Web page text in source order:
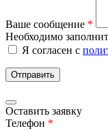
Ваше сообщение *
Необходимо
Я согласен с
Отправить
Оставить заявку
Телефон *